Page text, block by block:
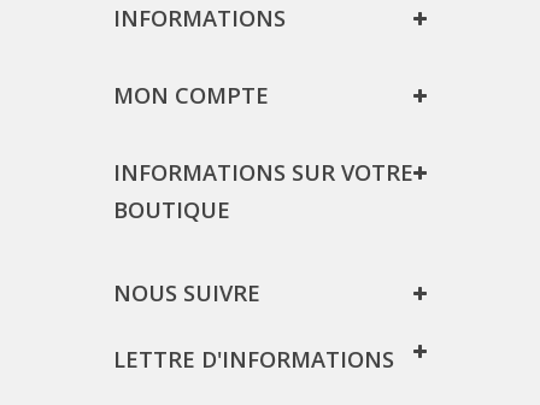
INFORMATIONS
MON COMPTE
INFORMATIONS SUR VOTRE
BOUTIQUE
NOUS SUIVRE
LETTRE D'INFORMATIONS